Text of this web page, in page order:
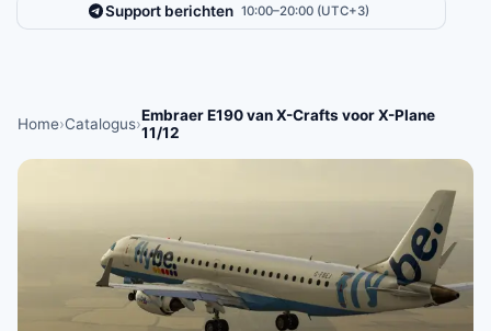
Support berichten 10:00–20:00 (UTC+3)
Home›Catalogus›Embraer E190 van X-Crafts voor X-Plane
11/12